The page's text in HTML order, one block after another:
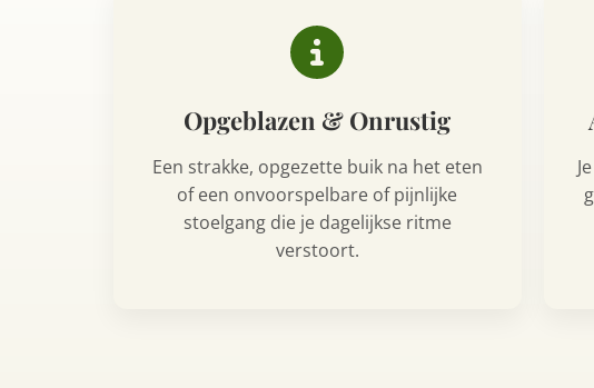
Opgeblazen & Onrustig
Een strakke, opgezette buik na het eten
of een onvoorspelbare of pijnlijke
stoelgang die je dagelijkse ritme
verstoort.